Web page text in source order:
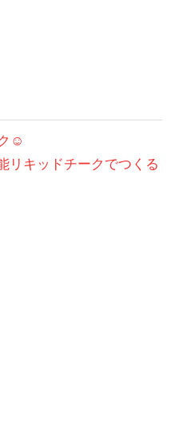
☺︎
リキッドチークでつくる